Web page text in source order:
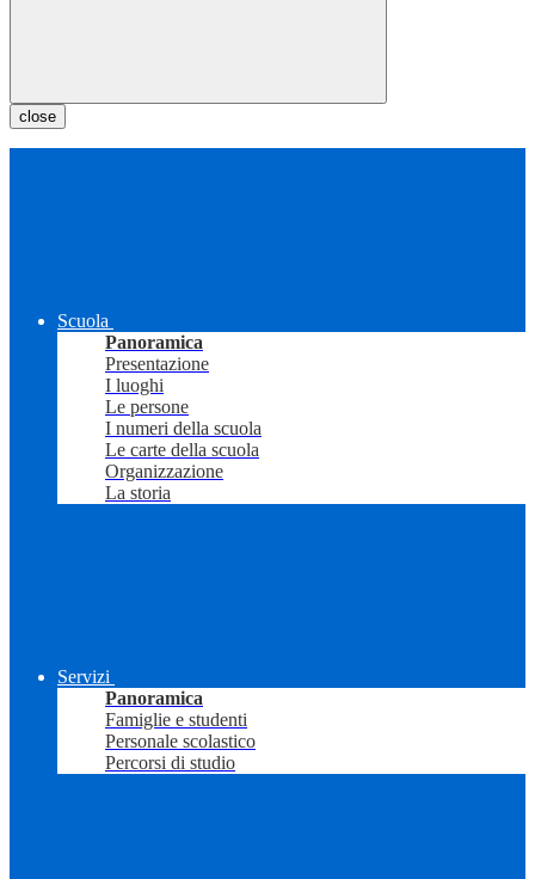
close
Scuola
Panoramica
Presentazione
I luoghi
Le persone
I numeri della scuola
Le carte della scuola
Organizzazione
La storia
Servizi
Panoramica
Famiglie e studenti
Personale scolastico
Percorsi di studio